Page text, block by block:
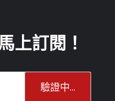
上訂閱！